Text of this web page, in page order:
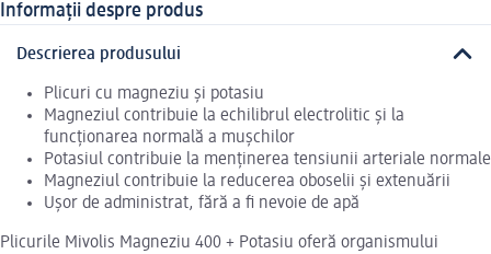
Informații despre produs
Descrierea produsului
Plicuri cu magneziu și potasiu
Magneziul contribuie la echilibrul electrolitic și la
funcționarea normală a mușchilor
Potasiul contribuie la menținerea tensiunii arteriale normale
Magneziul contribuie la reducerea oboselii și extenuării
Ușor de administrat, fără a fi nevoie de apă
Plicurile Mivolis Magneziu 400 + Potasiu oferă organismului